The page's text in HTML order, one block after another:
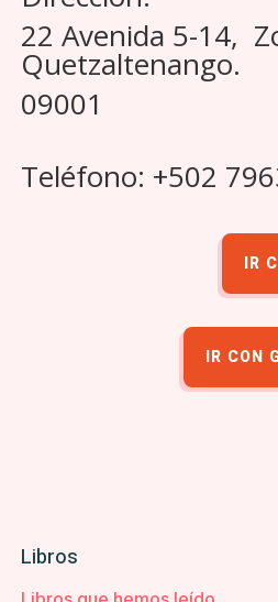
22 Avenida 5-14,
Quetzaltenango.
09001
Teléfono: +502
IR
IR CON
Libros